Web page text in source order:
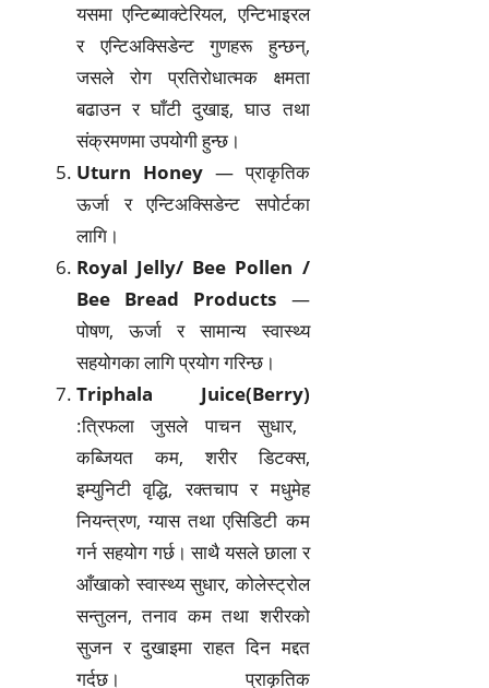
यसमा एन्टिब्याक्टेरियल, एन्टिभाइरल
र एन्टिअक्सिडेन्ट गुणहरू हुन्छन्,
जसले रोग प्रतिरोधात्मक क्षमता
बढाउन र घाँटी दुखाइ, घाउ तथा
संक्रमणमा उपयोगी हुन्छ।
Uturn Honey— प्राकृतिक
ऊर्जा र एन्टिअक्सिडेन्ट सपोर्टका
लागि।
Royal Jelly/ Bee Pollen /
Bee Bread Products —
पोषण, ऊर्जा र सामान्य स्वास्थ्य
सहयोगका लागि प्रयोग गरिन्छ।
Triphala Juice(Berry)
:त्रिफला जुसले पाचन सुधार,
कब्जियत कम, शरीर डिटक्स,
इम्युनिटी वृद्धि, रक्तचाप र मधुमेह
नियन्त्रण, ग्यास तथा एसिडिटी कम
गर्न सहयोग गर्छ। साथै यसले छाला र
आँखाको स्वास्थ्य सुधार, कोलेस्ट्रोल
सन्तुलन, तनाव कम तथा शरीरको
सुजन र दुखाइमा राहत दिन मद्दत
गर्दछ। प्राकृतिक